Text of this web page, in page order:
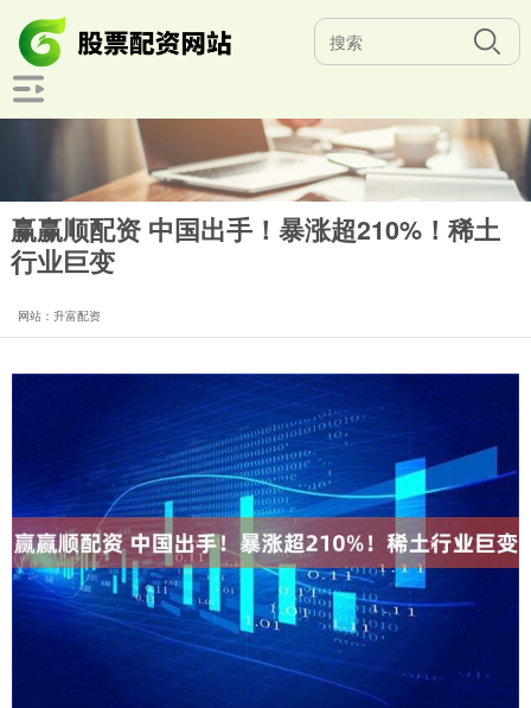
赢赢顺配资 中国出手！暴涨超210%！稀土
行业巨变
网站：升富配资